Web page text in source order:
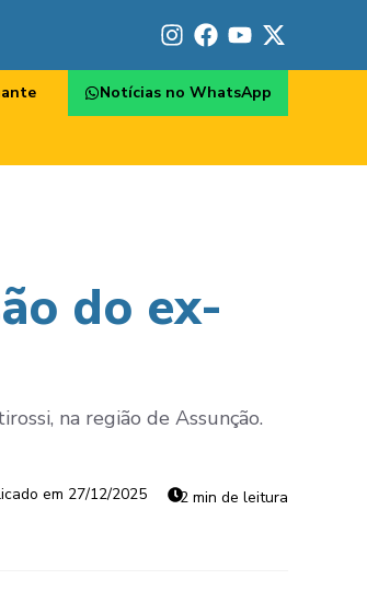
Notícias no WhatsApp
do ex-
na região de Assunção.
27/12/2025 2 min de leitura